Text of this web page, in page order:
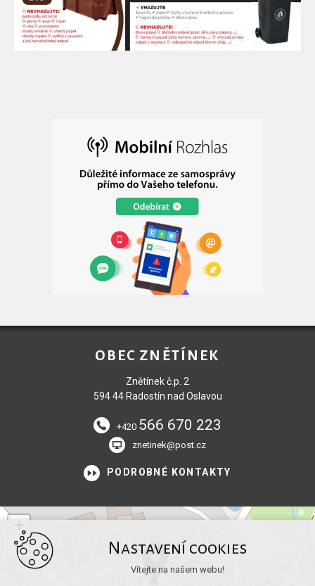
OBEC ZNĚTÍNEK
Znětínek č.p. 2
594 44 Radostín nad Oslavou
+420 566 670 223
znetinek@post.cz
PODROBNÉ KONTAKTY
−
Nastavení cookies
Vítejte na našem webu!